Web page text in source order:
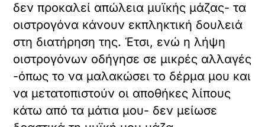
δεν προκαλεί απώλεια μυϊκής μάζας- τα
οιστρογόνα κάνουν εκπληκτική δουλειά
στη διατήρηση της. Έτσι, ενώ η λήψη
οιστρογόνων οδήγησε σε μικρές αλλαγές
-όπως το να μαλακώσει το δέρμα μου και
να μετατοπιστούν οι αποθήκες λίπους
κάτω από τα μάτια μου- δεν μείωσε